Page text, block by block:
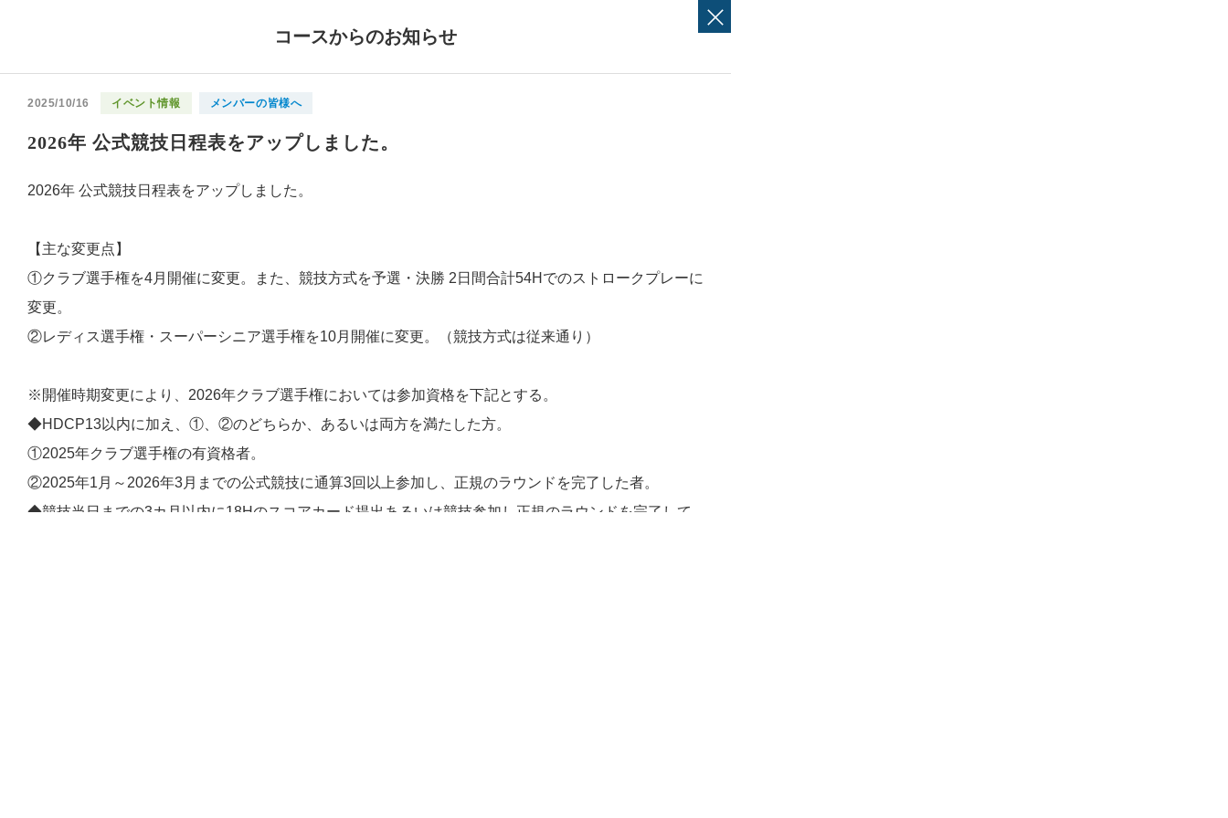
コースからのお知らせ
2025/10/16 イベント情報 メンバーの皆様へ
2026年 公式競技日程表をアップしました。
2026年 公式競技日程表をアップしました。
【主な変更点】
①クラブ選手権を4月開催に変更。また、競技方式を予選・決勝 2日間合計54Hでのストロークプレーに
変更。
②レディス選手権・スーパーシニア選手権を10月開催に変更。（競技方式は従来通り）
※開催時期変更により、2026年クラブ選手権においては参加資格を下記とする。
◆HDCP13以内に加え、①、②のどちらか、あるいは両方を満たした方。
①2025年クラブ選手権の有資格者。
②2025年1月～2026年3月までの公式競技に通算3回以上参加し、正規のラウンドを完了した者。
◆競技当日までの3カ月以内に18Hのスコアカード提出あるいは競技参加し正規のラウンドを完了して